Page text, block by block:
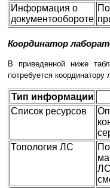
Информация о
документообороте
Координатор
В приведенной ниже
потребуется координатору
Тип информации
Список ресурсов
Топология ЛС